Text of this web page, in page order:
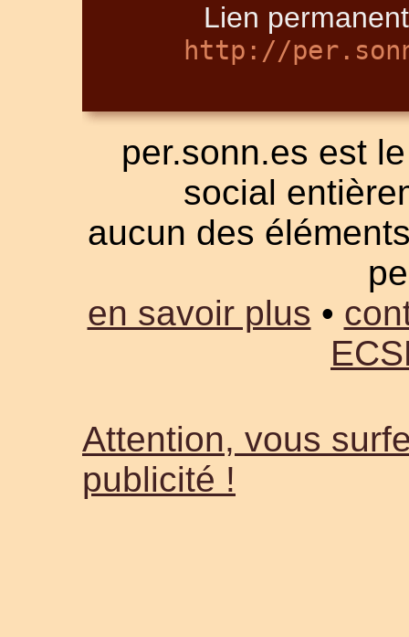
Lien
http://
per.sonn.es est
social
aucun des
en savoir plus •
Attention, vous
publicité !